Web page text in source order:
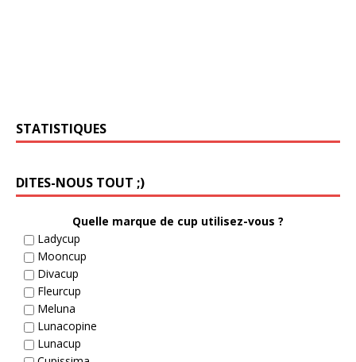
STATISTIQUES
DITES-NOUS TOUT ;)
Quelle marque de cup utilisez-vous ?
Ladycup
Mooncup
Divacup
Fleurcup
Meluna
Lunacopine
Lunacup